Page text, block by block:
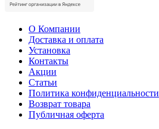
О Компании
Доставка и оплата
Установка
Контакты
Акции
Статьи
Политика конфиденциальности
Возврат товара
Публичная оферта